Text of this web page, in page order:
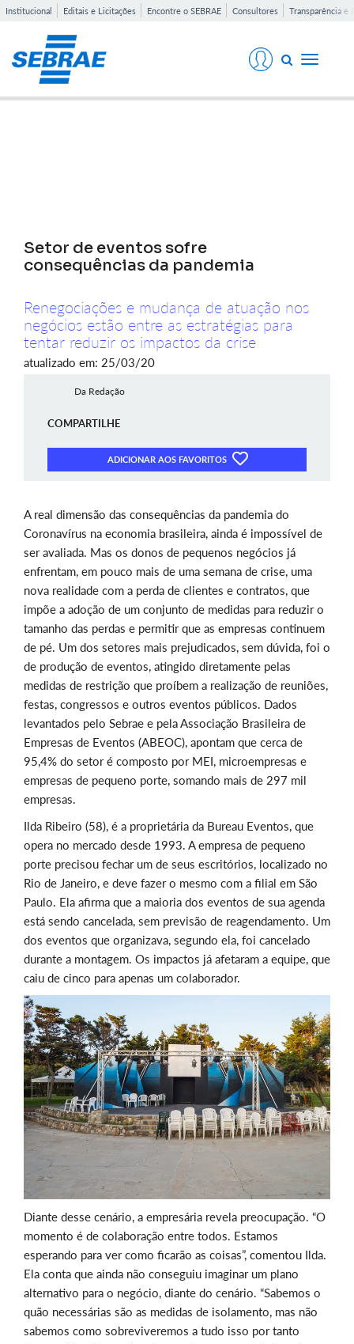
Institucional Editais e Licitações Encontre o SEBRAE Consultores Transparência e
Toggle
Setor de eventos sofre
consequências da pandemia
Renegociações e mudança de atuação nos
negócios estão entre as estratégias para
tentar reduzir os impactos da crise
atualizado em: 25/03/20
Da Redação
COMPARTILHE
ADICIONAR AOS FAVORITOS
A real dimensão das consequências da pandemia do
Coronavírus na economia brasileira, ainda é impossível de
ser avaliada. Mas os donos de pequenos negócios já
enfrentam, em pouco mais de uma semana de crise, uma
nova realidade com a perda de clientes e contratos, que
impõe a adoção de um conjunto de medidas para reduzir o
tamanho das perdas e permitir que as empresas continuem
de pé. Um dos setores mais prejudicados, sem dúvida, foi o
de produção de eventos, atingido diretamente pelas
medidas de restrição que proíbem a realização de reuniões,
festas, congressos e outros eventos públicos. Dados
levantados pelo Sebrae e pela Associação Brasileira de
Empresas de Eventos (ABEOC), apontam que cerca de
95,4% do setor é composto por MEI, microempresas e
empresas de pequeno porte, somando mais de 297 mil
empresas.
Ilda Ribeiro (58), é a proprietária da Bureau Eventos, que
opera no mercado desde 1993. A empresa de pequeno
porte precisou fechar um de seus escritórios, localizado no
Rio de Janeiro, e deve fazer o mesmo com a filial em São
Paulo. Ela afirma que a maioria dos eventos de sua agenda
está sendo cancelada, sem previsão de reagendamento. Um
dos eventos que organizava, segundo ela, foi cancelado
durante a montagem. Os impactos já afetaram a equipe, que
caiu de cinco para apenas um colaborador.
Diante desse cenário, a empresária revela preocupação. “O
momento é de colaboração entre todos. Estamos
esperando para ver como ficarão as coisas”, comentou Ilda.
Ela conta que ainda não conseguiu imaginar um plano
alternativo para o negócio, diante do cenário. “Sabemos o
quão necessárias são as medidas de isolamento, mas não
sabemos como sobreviveremos a tudo isso por tanto